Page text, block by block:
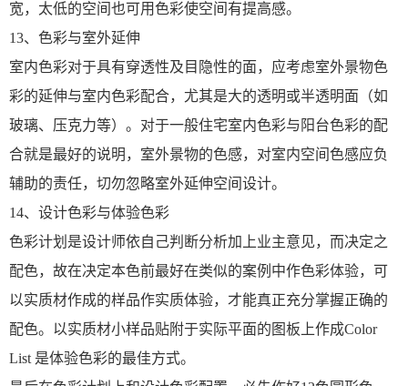
宽，太低的空间也可用色彩使空间有提高感。
13、色彩与室外延伸
室内色彩对于具有穿透性及目隐性的面，应考虑室外景物色
彩的延伸与室内色彩配合，尤其是大的透明或半透明面（如
玻璃、压克力等）。对于一般住宅室内色彩与阳台色彩的配
合就是最好的说明，室外景物的色感，对室内空间色感应负
辅助的责任，切勿忽略室外延伸空间设计。
14、设计色彩与体验色彩
色彩计划是设计师依自己判断分析加上业主意见，而决定之
配色，故在决定本色前最好在类似的案例中作色彩体验，可
以实质材作成的样品作实质体验，才能真正充分掌握正确的
配色。以实质材小样品贴附于实际平面的图板上作成Color
List 是体验色彩的最佳方式。